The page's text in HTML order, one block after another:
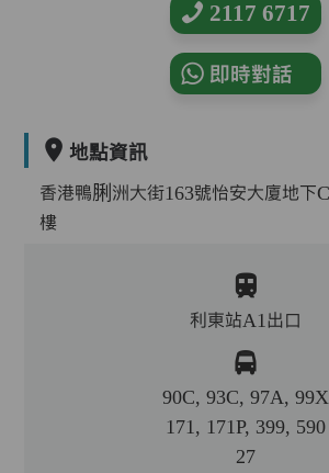
2117 6717
即時對話
地點資訊
香港鴨脷洲大街163號怡安大廈地下
樓
利東站A1出口
90C, 93C, 97A, 99X
171, 171P, 399, 590
27